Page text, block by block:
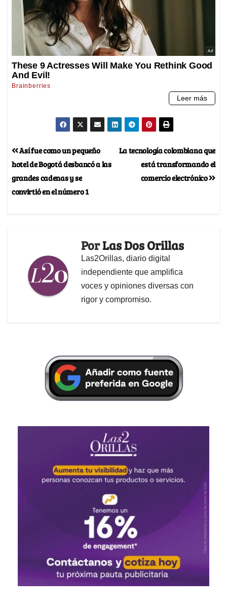
La tecnología colombiana que
está transformando el
comercio electrónico
Así fue como un pequeño
hotel de Bogotá desbancó a las
grandes cadenas y se
convirtió en el número 1
PorLas Dos Orillas
Las2Orillas, diario digital
independiente que amplifica
voces y opiniones diversas con
rigor y compromiso.